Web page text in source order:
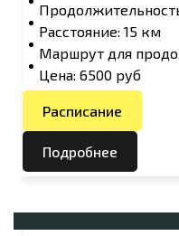
Расстояние: 15 км
Маршрут для
Цена: 6500 руб
Расписание
Подробнее